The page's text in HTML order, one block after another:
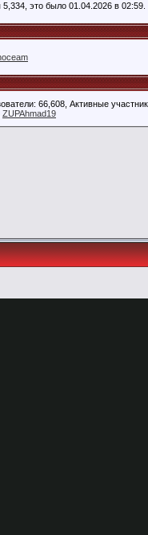
это было 01.04.2026 в 02:59.
66,608, Активные
ZUPAhmad19